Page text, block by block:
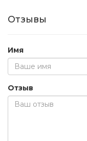
Отзывы
Имя
Отзыв